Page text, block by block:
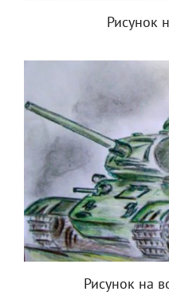
Рисунок
Рисунок на